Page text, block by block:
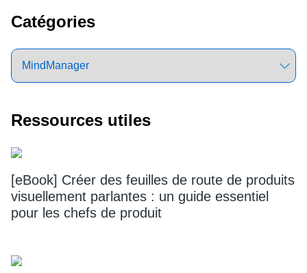
de
du
travail
Catégories
Ressources utiles
[eBook] Créer des feuilles de route de produits
visuellement parlantes : un guide essentiel
pour les chefs de produit